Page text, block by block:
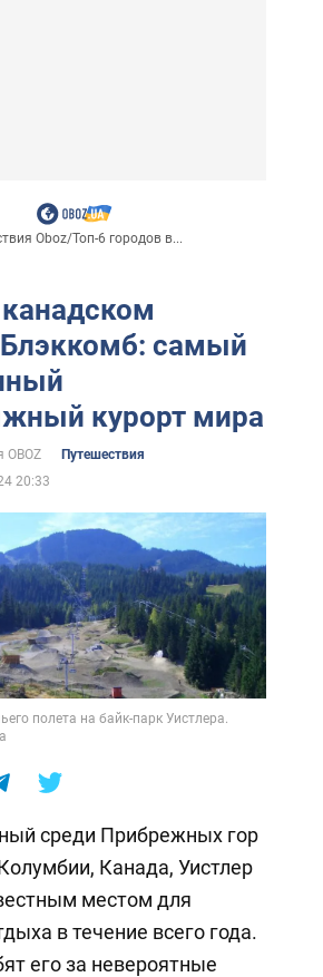
Oboz/Топ-6 городов в...
Блэккомб: самый
курорт мира
OBOZ
Путешествия
20:33
полета на байк-парк Уистлера.
среди Прибрежных гор
Канада, Уистлер
местом для
в течение всего года.
его за невероятные